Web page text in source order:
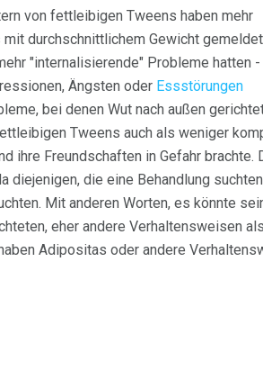
von fettleibigen Tweens haben mehr
durchschnittlichem Gewicht
"internalisierende" Probleme hatten -
Ängsten oder Essstörungen
bei denen Wut nach außen
Tweens auch als weniger
ihre Freundschaften in Gefahr brachte.
diejenigen, die eine Behandlung
Mit anderen Worten, es könnte
eher andere Verhaltensweisen als
Adipositas oder andere